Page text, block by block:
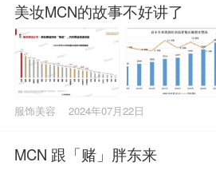
美妆MCN的故事不好讲了
服饰美容 2024年07月22日
MCN 跟「赌」胖东来